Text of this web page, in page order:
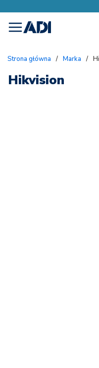
menu
Strona główna / Marka /
Hikvision